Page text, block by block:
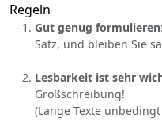
Regeln
Gut genug formulieren
Satz, und bleiben Sie
Lesbarkeit ist sehr
Großschreibung!
(Lange Texte